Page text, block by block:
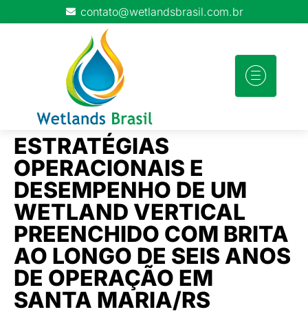
contato@wetlandsbrasil.com.br
WEBINARS
DO
GRUPO
ESTRATÉGIAS
OPERACIONAIS E
DESEMPENHO DE UM
WETLAND VERTICAL
PREENCHIDO COM BRITA
AO LONGO DE SEIS ANOS
DE OPERAÇÃO EM
SANTA MARIA/RS